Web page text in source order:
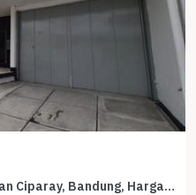
Sewa Rumah Favorit di Babakan Ciparay, Bandung, Harga Terjangkau